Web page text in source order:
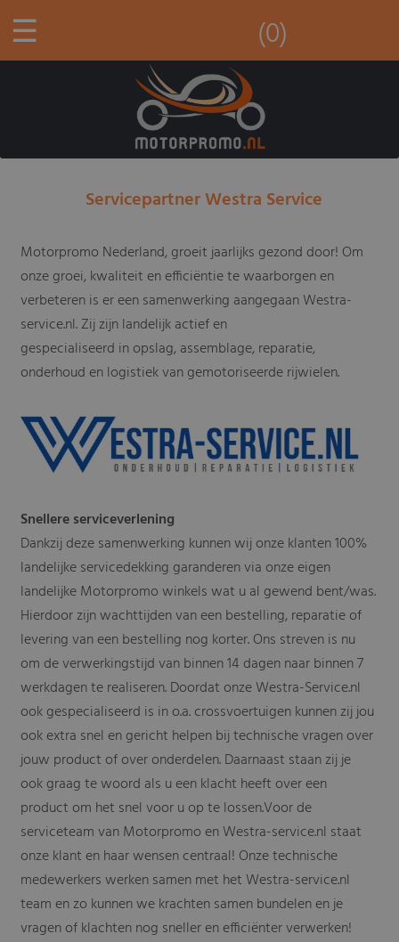
☰ (0)
Servicepartner Westra Service
Motorpromo Nederland, groeit jaarlijks gezond door! Om
onze groei, kwaliteit en efficiëntie te waarborgen en
verbeteren is er een samenwerking aangegaan Westra-
service.nl. Zij zijn landelijk actief en
gespecialiseerd in opslag, assemblage, reparatie,
onderhoud en logistiek van gemotoriseerde rijwielen.
Snellere serviceverlening
Dankzij deze samenwerking kunnen wij onze klanten 100%
landelijke servicedekking garanderen via onze eigen
landelijke Motorpromo winkels wat u al gewend bent/was.
Hierdoor zijn wachttijden van een bestelling, reparatie of
levering van een bestelling nog korter. Ons streven is nu
om de verwerkingstijd van binnen 14 dagen naar binnen 7
werkdagen te realiseren. Doordat onze Westra-Service.nl
ook gespecialiseerd is in o.a. crossvoertuigen kunnen zij jou
ook extra snel en gericht helpen bij technische vragen over
jouw product of over onderdelen. Daarnaast staan zij je
ook graag te woord als u een klacht heeft over een
product om het snel voor u op te lossen.Voor de
serviceteam van Motorpromo en Westra-service.nl staat
onze klant en haar wensen centraal! Onze technische
medewerkers werken samen met het Westra-service.nl
team en zo kunnen we krachten samen bundelen en je
vragen of klachten nog sneller en efficiënter verwerken!